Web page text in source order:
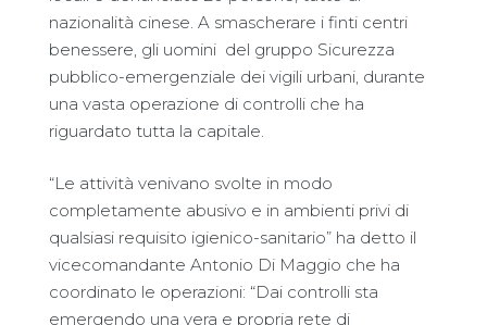
nazionalità cinese. A smascherare i finti centri
benessere, gli uomini del gruppo Sicurezza
pubblico-emergenziale dei vigili urbani, durante
una vasta operazione di controlli che ha
riguardato tutta la capitale.
“Le attività venivano svolte in modo
completamente abusivo e in ambienti privi di
qualsiasi requisito igienico-sanitario” ha detto il
vicecomandante Antonio Di Maggio che ha
coordinato le operazioni: “Dai controlli sta
emergendo una vera e propria rete di